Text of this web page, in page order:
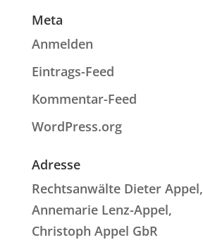
Meta
Anmelden
Eintrags-Feed
Kommentar-Feed
WordPress.org
Adresse
Rechtsanwälte Dieter Appel,
Annemarie Lenz-Appel,
Christoph Appel GbR